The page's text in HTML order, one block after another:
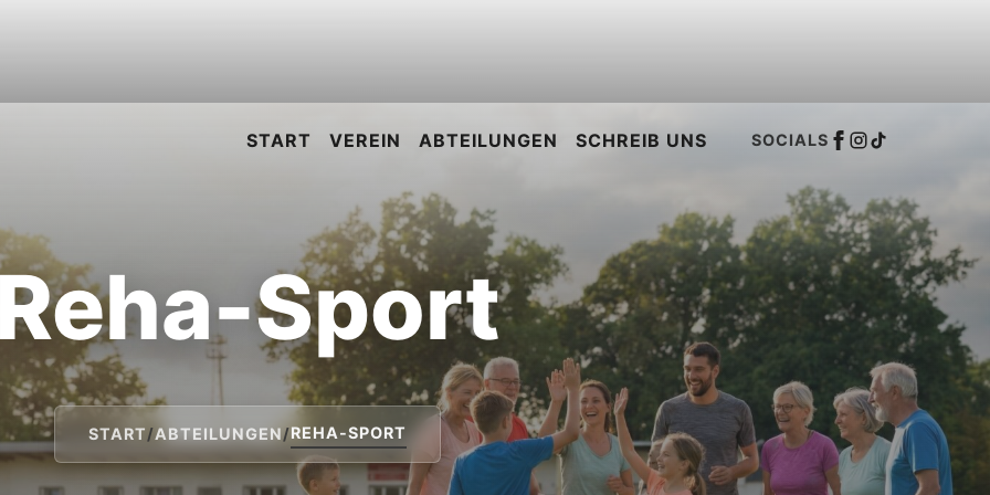
START VEREIN ABTEILUNGEN SCHREIB UNS SOCIALS
Sport
START/ABTEILUNGEN/REHA-SPORT